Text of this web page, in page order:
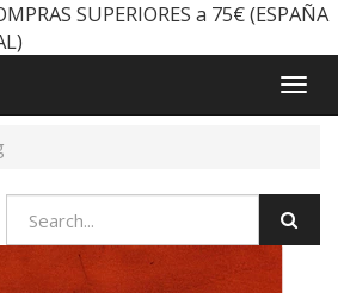
SUPERIORES a 75€ (ESPAÑA